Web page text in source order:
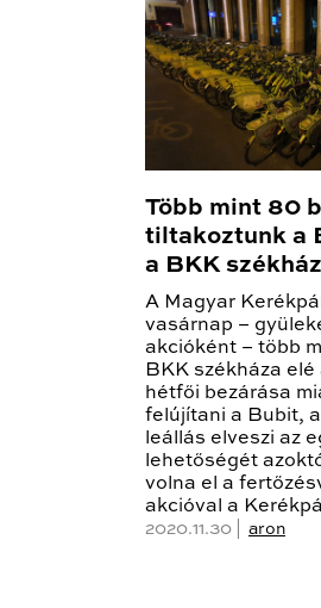
Több mint 80
tiltakoztunk a
a BKK
A Magyar
vasárnap –
akcióként – több
BKK székháza
hétfői bezárása
felújítani a Bubit,
leállás elveszi az
lehetőségét
volna el a
akcióval a
2020.11.30 | aron